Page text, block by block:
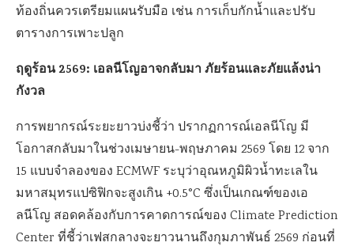
ท้องถิ่นควรเตรียมแผนรับมือ เช่น การเก็บกักน้ำและปรับ
ตารางการเพาะปลูก
ฤดูร้อน 2569: เอลนีโญอาจกลับมา ภัยร้อนและภัยแล้งน่า
กังวล
การพยากรณ์ระยะยาวบ่งชี้ว่า ปรากฏการณ์เอลนีโญ มี
โอกาสกลับมาในช่วงเมษายน-พฤษภาคม 2569 โดย 12 จาก
15 แบบจำลองของ ECMWF ระบุว่าอุณหภูมิผิวน้ำทะเลใน
มหาสมุทรแปซิฟิกจะสูงเกิน +0.5°C ซึ่งเป็นเกณฑ์ของเอ
ลนีโญ สอดคล้องกับการคาดการณ์ของ Climate Prediction
Center ที่ชี้ว่าเฟสกลางจะยาวนานถึงกุมภาพันธ์ 2569 ก่อนที่